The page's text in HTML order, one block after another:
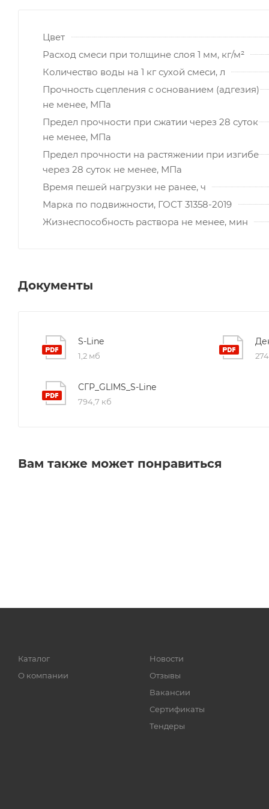
Цвет
Расход смеси при толщине слоя 1 мм, кг/м²
Количество воды на 1 кг сухой смеси, л
Прочность сцепления с основанием (адгезия)
не менее, МПа
Предел прочности при сжатии через 28 суток
не менее, МПа
Предел прочности на растяжении при изгибе
через 28 суток не менее, МПа
Время пешей нагрузки не ранее, ч
Марка по подвижности, ГОСТ 31358-2019
Жизнеспособность раствора не менее, мин
Документы
S-Line
1,2 мб
СГР_GLIMS_S-Line
794,7 кб
Вам также может понравиться
Каталог
О компании
Новости
Отзывы
Вакансии
Сертификаты
Тендеры